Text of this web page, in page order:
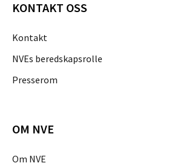
KONTAKT OSS
Kontakt
NVEs beredskapsrolle
Presserom
OM NVE
Om NVE